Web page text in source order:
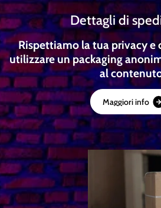
Dettagli di
Rispettiamo la tua privacy e
utilizzare un packaging
al
Maggioriinfo